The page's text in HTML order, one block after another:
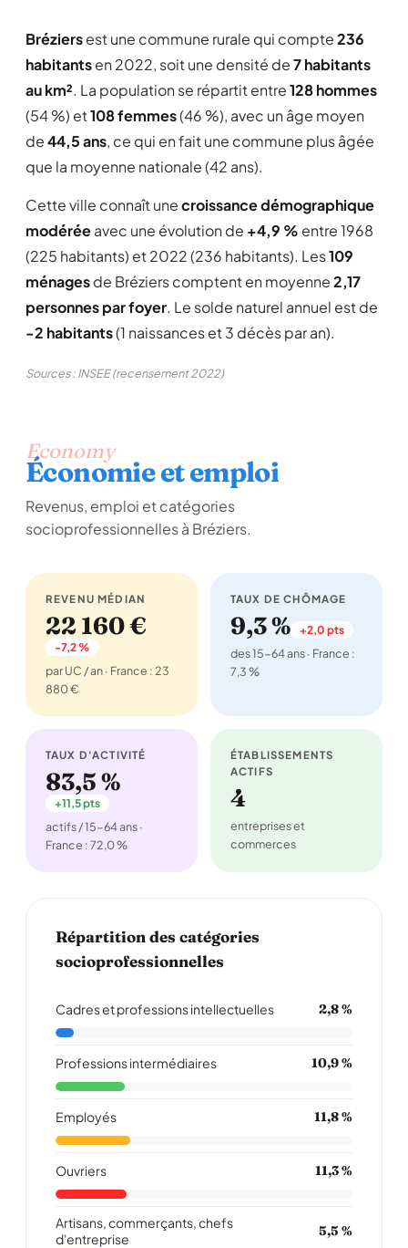
Bréziersest une commune rurale qui compte236
habitantsen 2022, soit une densité de7 habitants
au km². La population se répartit entre128 hommes
(54 %) et108 femmes(46 %), avec un âge moyen
de44,5 ans, ce qui en fait une commune plus âgée
que la moyenne nationale (42 ans).
Cette ville connaît unecroissance démographique
modéréeavec une évolution de +4,9 % entre 1968
(225 habitants) et 2022 (236 habitants). Les109
ménagesde Bréziers comptent en moyenne2,17
personnes par foyer. Le solde naturel annuel est de
-2 habitants(1 naissances et 3 décès par an).
Sources : INSEE (recensement 2022)
Economy
Économie et emploi
Revenus, emploi et catégories
socioprofessionnelles à Bréziers.
REVENU MÉDIAN
22 160 €
-7,2 %
par UC / an · France : 23
880 €
TAUX DE CHÔMAGE
9,3 % +2,0 pts
des 15-64 ans · France :
7,3 %
TAUX D'ACTIVITÉ
83,5 %
+11,5 pts
actifs / 15-64 ans ·
France : 72,0 %
ÉTABLISSEMENTS
ACTIFS
4
entreprises et
commerces
Répartition des catégories
socioprofessionnelles
Cadres et professions intellectuelles 2,8 %
Professions intermédiaires 10,9 %
Employés 11,8 %
Ouvriers 11,3 %
Artisans, commerçants, chefs
d'entreprise
5,5 %